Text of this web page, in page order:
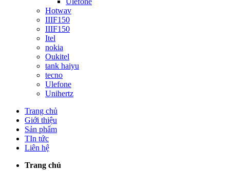
Hotwav
IIIF150
IIIF150
Itel
nokia
Oukitel
tank haiyu
tecno
Ulefone
Unihertz
Trang chủ
Giới thiệu
Sản phẩm
TIn tức
Liên hệ
Trang chủ